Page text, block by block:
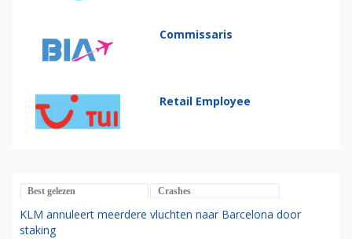
Commissaris
Retail Employee
Best gelezen Crashes
KLM annuleert meerdere vluchten naar Barcelona door
staking